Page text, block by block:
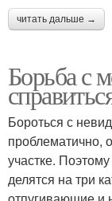
читать дальше →
Борьба с
Бороться с
проблематично,
участке.
делятся на три